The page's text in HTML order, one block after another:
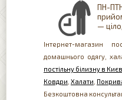
ПН-
—
Інтернет-магазин
домашнього одягу,
постільну білизну в
Ковдри Халати
Безкоштовна